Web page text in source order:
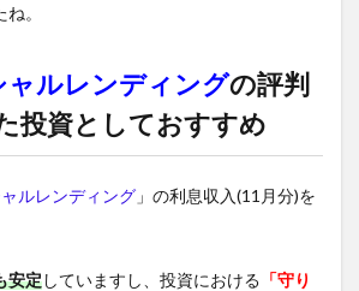
。
ャルレンディングの評判
投資としておすすめ
ルレンディング 」の利息収入(11月分)を
安定していますし、投資における 「守り